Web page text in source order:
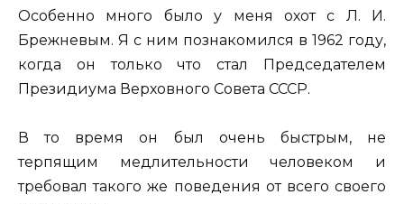
Особенно много было у меня охот с Л. И.
Брежневым. Я с ним познакомился в 1962 году,
когда он только что стал Председателем
Президиума Верховного Совета СССР.
В то время он был очень быстрым, не
терпящим медлительности человеком и
требовал такого же поведения от всего своего